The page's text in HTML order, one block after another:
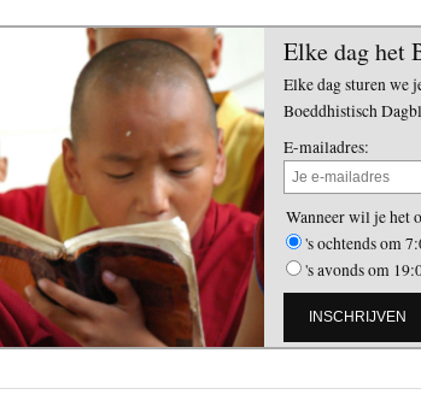
Elke dag het
Elke dag sturen we
Boeddhistisch
E-mailadres:
Wanneer wil je het
's ochtends om
's avonds om